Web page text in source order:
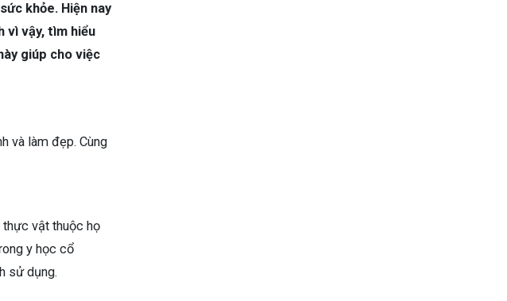
khỏe. Hiện nay
vì vậy, tìm hiểu
giúp cho việc
và làm đẹp. Cùng
thực vật thuộc họ
y học cổ
sử dụng.